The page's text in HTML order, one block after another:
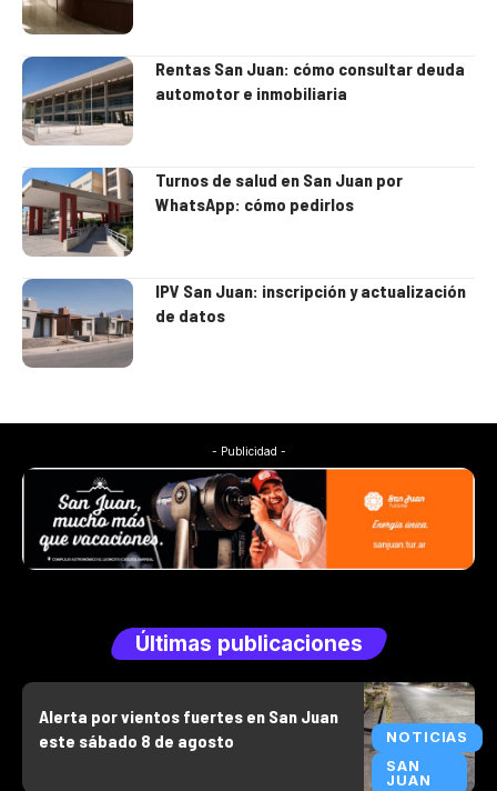
Rentas San Juan: cómo consultar deuda
automotor e inmobiliaria
Turnos de salud en San Juan por
WhatsApp: cómo pedirlos
IPV San Juan: inscripción y actualización
de datos
- Publicidad -
Últimas publicaciones
NOTICIAS
SAN
JUAN
Alerta por vientos fuertes en San Juan
este sábado 8 de agosto